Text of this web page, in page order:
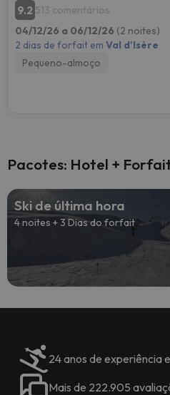
9.2 513 comentários
04/12/26 a 06/12/26 (2 noites)
2 dias de forfait em Val d'Isère
Pequeno-almoço
Pacotes: Hotel +
Ski de última hora
4 noites + 3 Dias do forfait
24 anos de experiência
Mais de 222.905